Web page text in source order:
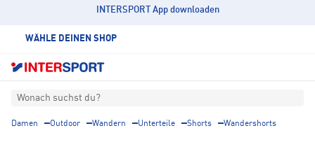
INTERSPORT App downloaden
WÄHLE DEINEN SHOP
Wonach suchst du?
Damen Outdoor Wandern Unterteile Shorts Wandershorts